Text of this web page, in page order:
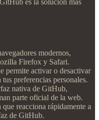
es la solución más
modernos,
Firefox y Safari.
permite activar o desactivar
preferencias personales.
nativa de GitHub,
parte oficial de la web.
reacciona rápidamente a
de GitHub.